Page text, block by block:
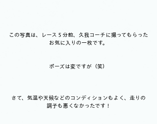
この写真は、レース５分前、久我コーチに撮ってもらった
お気に入りの一枚です。
ポーズは変ですが（笑）
さて、気温や天候などのコンディションもよく、走りの
調子も悪くなかったです！